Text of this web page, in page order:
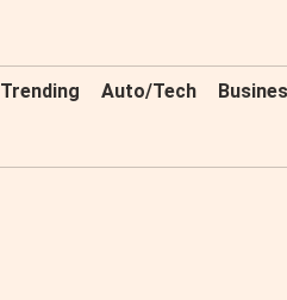
Trending Auto/Tech